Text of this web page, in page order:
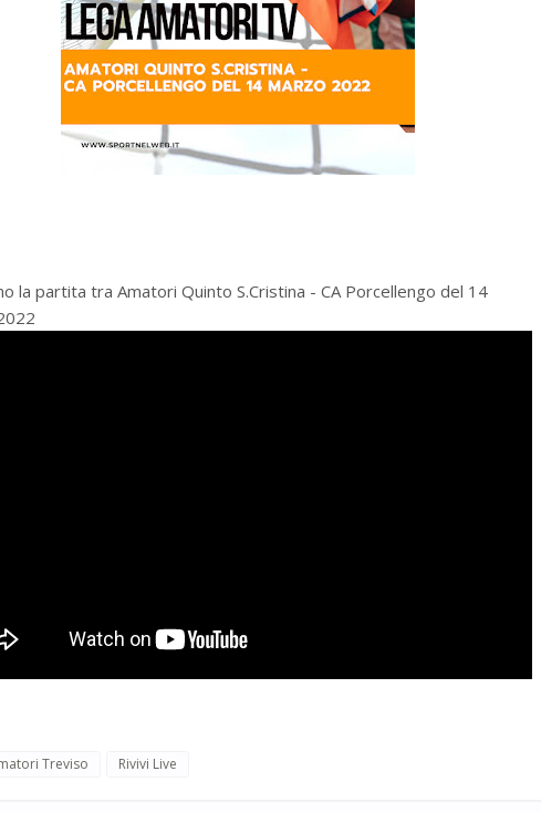
la partita tra Amatori Quinto S.Cristina - CA Porcellengo del 14
Treviso Rivivi Live